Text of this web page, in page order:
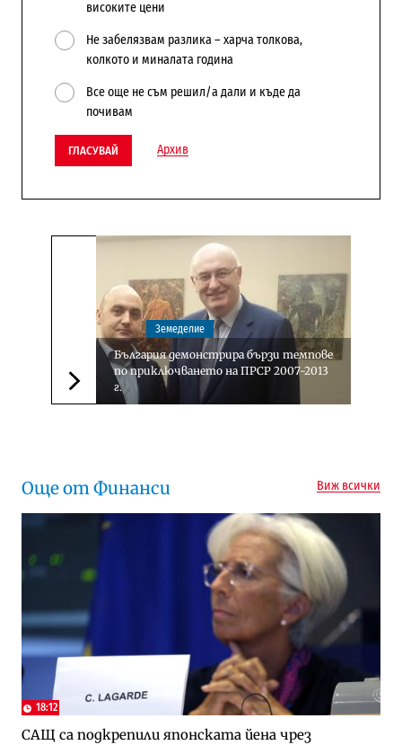
високите цени
Не забелязвам разлика – харча толкова,
колкото и миналата година
Все още не съм решил/а дали и къде да
почивам
ГЛАСУВАЙ Архив
Следваща новина
Земеделие
България демонстрира бързи темпове
по приключването на ПРСР 2007-2013
г.
Още от Финанси Виж всички
18:12
САЩ са подкрепили японската йена чрез